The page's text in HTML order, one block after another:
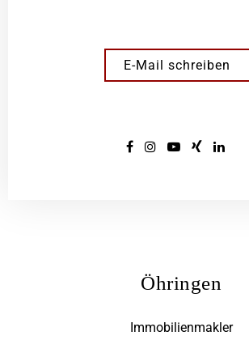
E-Mail schreiben
Öhringen
Immobilienmakler